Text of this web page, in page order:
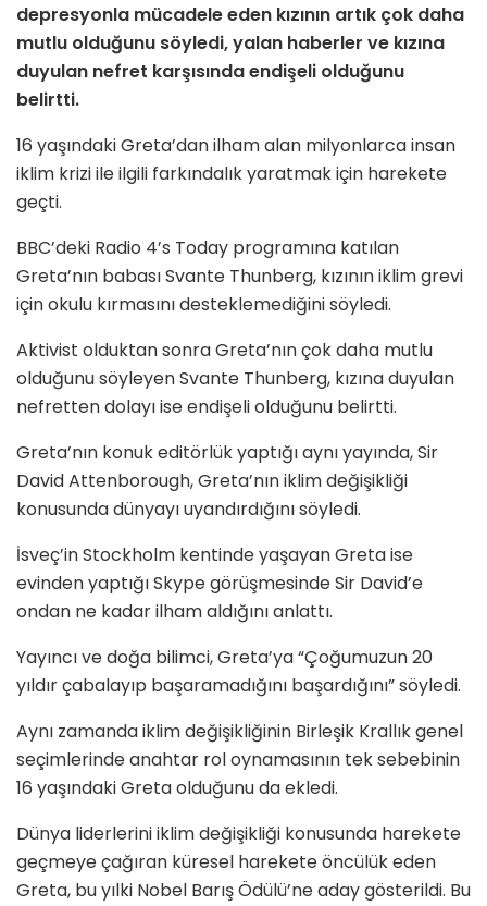
depresyonla mücadele eden kızının artık çok daha
mutlu olduğunu söyledi, yalan haberler ve kızına
duyulan nefret karşısında endişeli olduğunu
belirtti.
16 yaşındaki Greta’dan ilham alan milyonlarca insan
iklim krizi ile ilgili farkındalık yaratmak için harekete
geçti.
BBC’deki Radio 4’s Today programına katılan
Greta’nın babası Svante Thunberg, kızının iklim grevi
için okulu kırmasını desteklemediğini söyledi.
Aktivist olduktan sonra Greta’nın çok daha mutlu
olduğunu söyleyen Svante Thunberg, kızına duyulan
nefretten dolayı ise endişeli olduğunu belirtti.
Greta’nın konuk editörlük yaptığı aynı yayında, Sir
David Attenborough, Greta’nın iklim değişikliği
konusunda dünyayı uyandırdığını söyledi.
İsveç’in Stockholm kentinde yaşayan Greta ise
evinden yaptığı Skype görüşmesinde Sir David’e
ondan ne kadar ilham aldığını anlattı.
Yayıncı ve doğa bilimci, Greta’ya “Çoğumuzun 20
yıldır çabalayıp başaramadığını başardığını” söyledi.
Aynı zamanda iklim değişikliğinin Birleşik Krallık genel
seçimlerinde anahtar rol oynamasının tek sebebinin
16 yaşındaki Greta olduğunu da ekledi.
Dünya liderlerini iklim değişikliği konusunda harekete
geçmeye çağıran küresel harekete öncülük eden
Greta, bu yılki Nobel Barış Ödülü’ne aday gösterildi. Bu